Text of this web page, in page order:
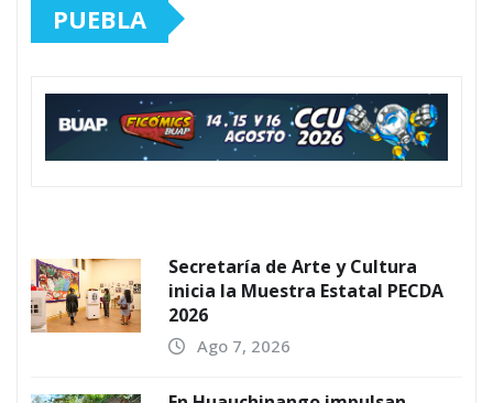
PUEBLA
Secretaría de Arte y Cultura
inicia la Muestra Estatal PECDA
2026
Ago 7, 2026